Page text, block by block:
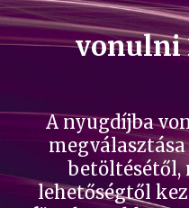
vonulni
A nyugdíjba
lehetőségtől